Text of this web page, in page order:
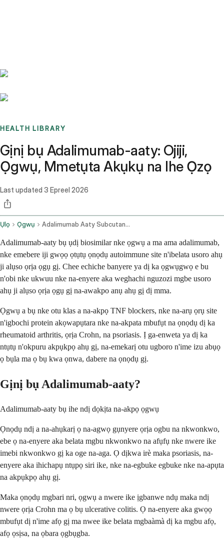
HEALTH LIBRARY
Gịnị bụ Adalimumab-aaty: Ojiji,
Ọgwụ, Mmetụta Akụkụ na Ihe Ọzọ
Last updated 3 Epreel 2026
Ụlọ Ọgwụ Adalimumab Aaty Subcutaneous Route
Adalimumab-aaty bụ ụdị biosimilar nke ọgwụ a ma ama adalimumab,
nke emebere iji gwọọ ọtụtụ ọnọdụ autoimmune site n'ibelata usoro ahụ
ji alụso ọrịa ọgụ gị. Chee echiche banyere ya dị ka ọgwụgwọ e bu
n'obi nke ukwuu nke na-enyere aka weghachi nguzozi mgbe usoro
ahụ ji alụso ọrịa ọgụ gị na-awakpo anụ ahụ gị dị mma.
Ọgwụ a bụ nke otu klas a na-akpọ TNF blockers, nke na-arụ ọrụ site
n'igbochi protein akọwapụtara nke na-akpata mbufụt na ọnọdụ dị ka
rheumatoid arthritis, ọrịa Crohn, na psoriasis. Ị ga-enweta ya dị ka
ntụtụ n'okpuru akpụkpọ ahụ gị, na-emekarị otu ugboro n'ime izu abụọ
ọ bụla ma ọ bụ kwa ọnwa, dabere na ọnọdụ gị.
Gịnị bụ Adalimumab-aaty?
Adalimumab-aaty bụ ihe ndị dọkịta na-akpọ ọgwụ
Ọnọdụ ndị a na-ahụkarị ọ na-agwọ gụnyere ọrịa ogbu na nkwonkwo,
ebe ọ na-enyere aka belata mgbu nkwonkwo na afụfụ nke nwere ike
imebi nkwonkwo gị ka oge na-aga. Ọ dịkwa irè maka psoriasis, na-
enyere aka ihichapụ ntụpọ siri ike, nke na-egbuke egbuke nke na-apụta
na akpụkpọ ahụ gị.
Maka ọnọdụ mgbari nri, ọgwụ a nwere ike ịgbanwe ndụ maka ndị
nwere ọrịa Crohn ma ọ bụ ulcerative colitis. Ọ na-enyere aka gwọọ
mbufụt dị n'ime afọ gị ma nwee ike belata mgbaàmà dị ka mgbu afọ,
afọ ọsịsa, na ọbara ọgbụgba.